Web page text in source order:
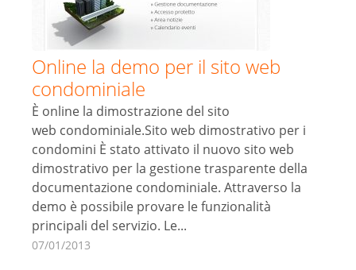
Online la demo per il sito web
condominiale
È online la dimostrazione del sito
web condominiale.Sito web dimostrativo per i
condomini È stato attivato il nuovo sito web
dimostrativo per la gestione trasparente della
documentazione condominiale. Attraverso la
demo è possibile provare le funzionalità
principali del servizio. Le...
07/01/2013